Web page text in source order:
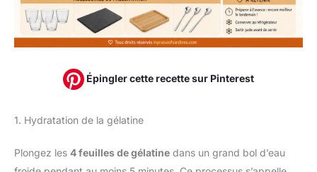
Épingler cette recette sur Pinterest
1. Hydratation de la gélatine
Plongez les 4 feuilles de gélatine dans un grand bol d’eau